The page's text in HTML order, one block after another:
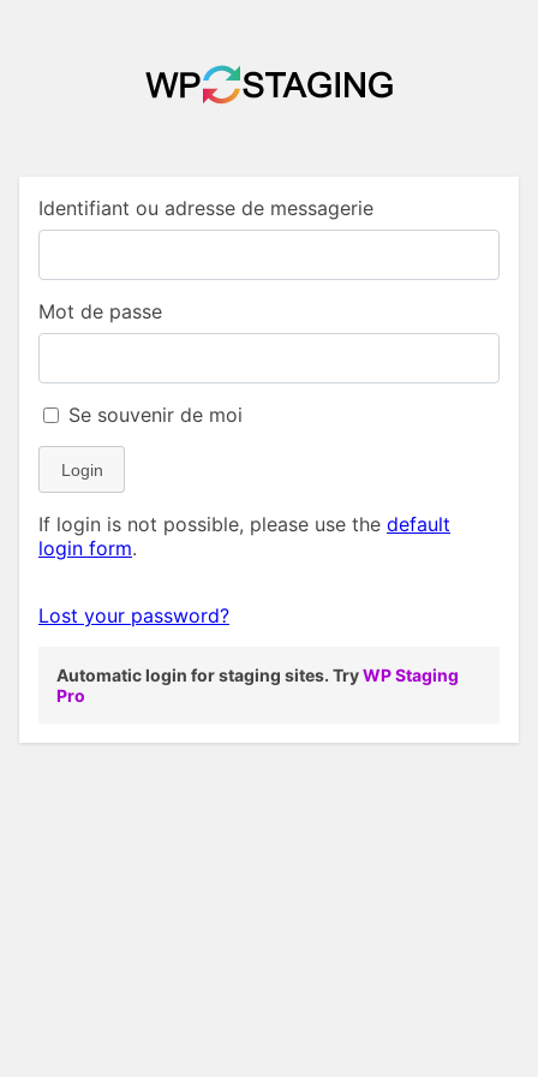
Identifiant ou adresse de messagerie
Mot de passe
Se souvenir de moi
Login
If login is not possible, please use the default
login form.
Lost your password?
Automatic login for staging sites. TryWP Staging
Pro